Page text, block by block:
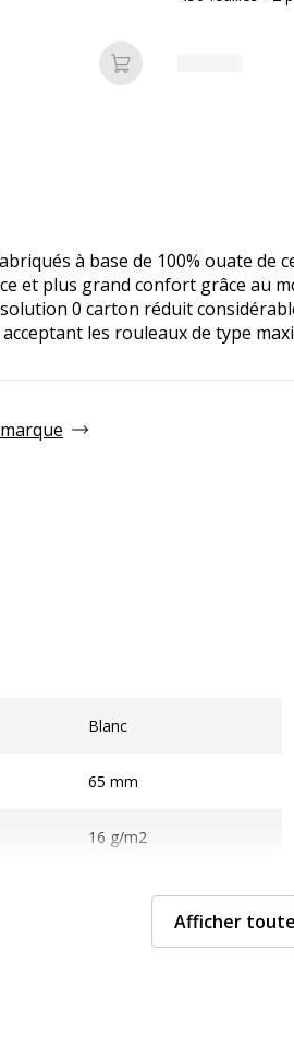
Ajouter au panier
à base de 100% ouate de
et plus grand confort grâce au
0 carton réduit
les rouleaux de type
Blanc
65 mm
16 g/m2
Afficher